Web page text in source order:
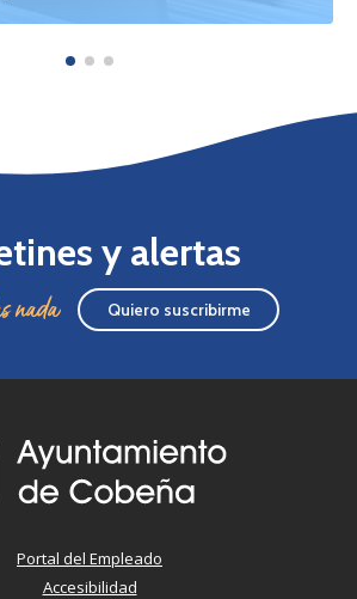
y alertas
nada Quiero suscribirme
Portal del Empleado
Accesibilidad